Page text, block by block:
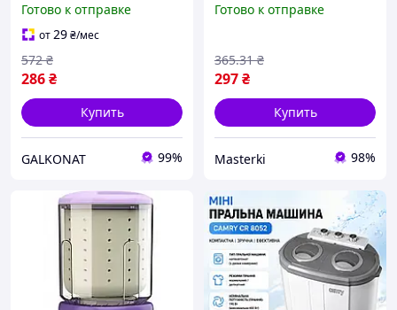
ведро, Стиральная
машинка автомат
портативная DC-10
Готово к отправке
от29₴/мес
286₴
572 ₴
Купить
GALKONAT 99%
мини для стирки белья
малогабаритная
Готово к отправке
297₴
365.31 ₴
Купить
Masterki 98%